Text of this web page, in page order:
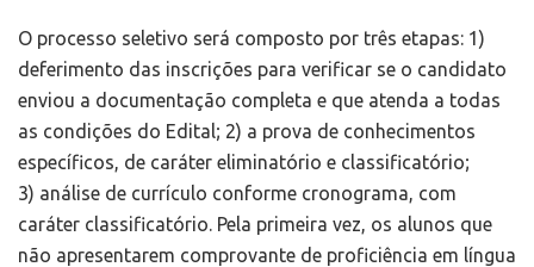
O processo seletivo será composto por três etapas: 1)
deferimento das inscrições para verificar se o candidato
enviou a documentação completa e que atenda a todas
as condições do Edital; 2) a prova de conhecimentos
específicos, de caráter eliminatório e classificatório;
3) análise de currículo conforme cronograma, com
caráter classificatório. Pela primeira vez, os alunos que
não apresentarem comprovante de proficiência em língua